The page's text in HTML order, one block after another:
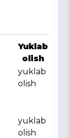
Yuklab
olish
yuklab
olish
yuklab
olish